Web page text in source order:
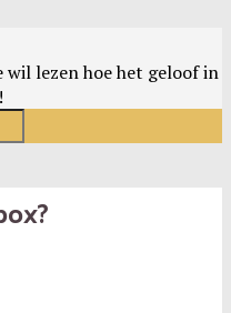
wil lezen hoe het geloof in